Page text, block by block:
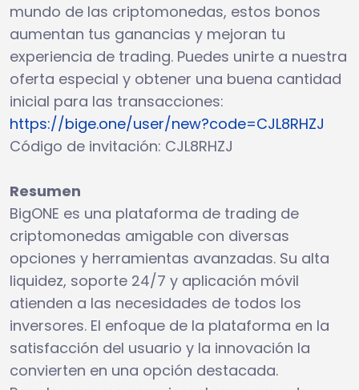
mundo de las criptomonedas, estos bonos
aumentan tus ganancias y mejoran tu
experiencia de trading. Puedes unirte a nuestra
oferta especial y obtener una buena cantidad
inicial para las transacciones:
https://bige.one/user/new?code=CJL8RHZJ
Código de invitación: CJL8RHZJ
Resumen
BigONE es una plataforma de trading de
criptomonedas amigable con diversas
opciones y herramientas avanzadas. Su alta
liquidez, soporte 24/7 y aplicación móvil
atienden a las necesidades de todos los
inversores. El enfoque de la plataforma en la
satisfacción del usuario y la innovación la
convierten en una opción destacada.